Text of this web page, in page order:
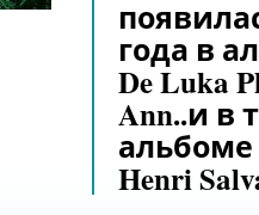
года в
De Luka
Ann..и в
альбоме
Henri